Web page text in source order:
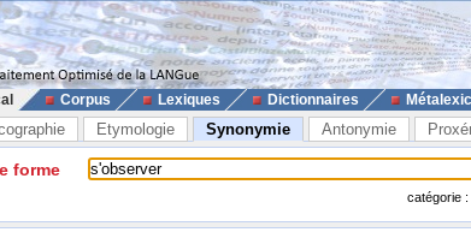
Corpus Lexiques Dictionnaires
Etymologie Synonymie Antonymie
forme
catégorie :